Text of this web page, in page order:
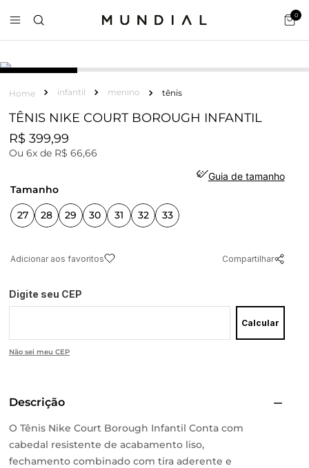
0
infantil menino tênis
TÊNIS NIKE COURT BOROUGH INFANTIL
R$ 399,99
Ou 6x de R$ 66,66
Guia de tamanho
tamanho
27 28 29 30 31 32 33
Compartilhar
Digite seu CEP
Calcular
Não sei meu CEP
Descrição
O Tênis Nike Court Borough Infantil Conta com
cabedal resistente de acabamento liso,
fechamento combinado com tira aderente e